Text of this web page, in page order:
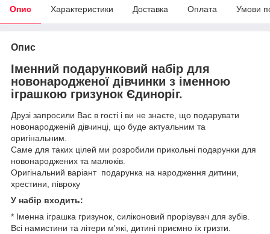
Опис Характеристики Доставка Оплата Умови
Опис
Іменний подарунковий набір для
новонародженої дівчинки з іменною
іграшкою гризунок Єдиноріг.
Друзі запросили Вас в гості і ви не знаєте, що подарувати
новонародженій дівчинці, що буде актуальним та
оригінальним.
Саме для таких цілей ми розробили прикольні подарунки для
новонароджених та малюків.
Оригінальний варіант подарунка на народження дитини,
хрестини, півроку
У набір входить:
* Іменна іграшка гризунок, силіконовий прорізувач для зубів.
Всі намистини та літери м'які, дитині приємно їх гризти.